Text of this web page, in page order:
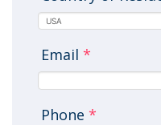
Email *
Phone *